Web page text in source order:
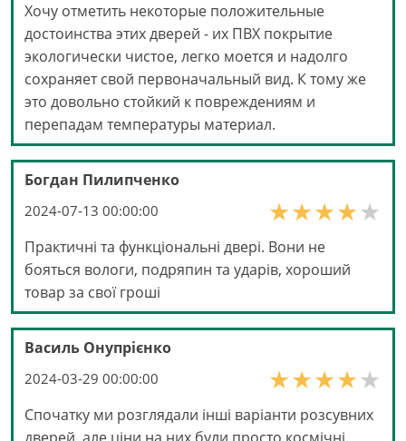
Хочу отметить некоторые положительные
достоинства этих дверей - их ПВХ покрытие
экологически чистое, легко моется и надолго
сохраняет свой первоначальный вид. К тому же
это довольно стойкий к повреждениям и
перепадам температуры материал.
Богдан Пилипченко
2024-07-13 00:00:00
Практичні та функціональні двері. Вони не
бояться вологи, подряпин та ударів, хороший
товар за свої гроші
Василь Онупрієнко
2024-03-29 00:00:00
Спочатку ми розглядали інші варіанти розсувних